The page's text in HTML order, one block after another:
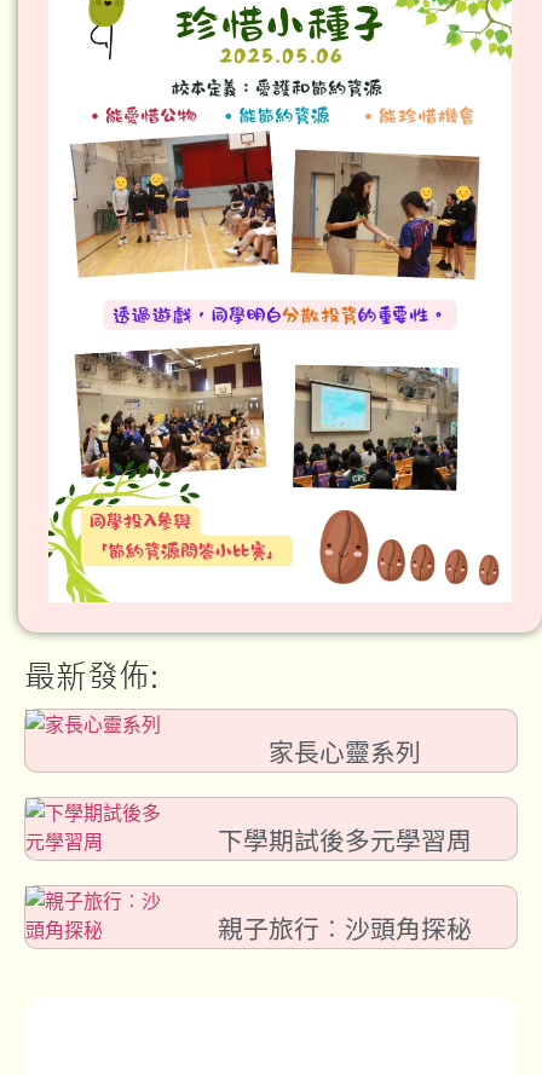
最新發佈:
家長心靈系列
下學期試後多元學習周
親子旅行︰沙頭角探秘